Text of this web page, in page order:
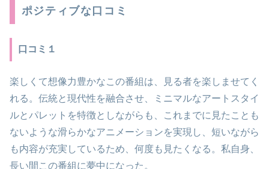
ポジティブな口コミ
口コミ１
楽しくて想像力豊かなこの番組は、見る者を楽しませてく
れる。伝統と現代性を融合させ、ミニマルなアートスタイ
ルとパレットを特徴としながらも、これまでに見たことも
ないような滑らかなアニメーションを実現し、短いながら
も内容が充実しているため、何度も見たくなる。私自身、
長い間この番組に夢中になった。